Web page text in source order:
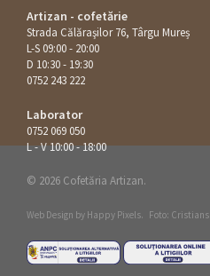
Artizan - cofetărie
Strada Călăraşilor 76, Târgu Mureș
L-S 09:00 - 20:00
D 10:30 - 19:30
0752 243 222
Laborator
0752 069 050
L - V 10:00 - 18:00
© 2026 Cofetăria Artizan.
Web Design by Happy Pixels. Foto: Cristians